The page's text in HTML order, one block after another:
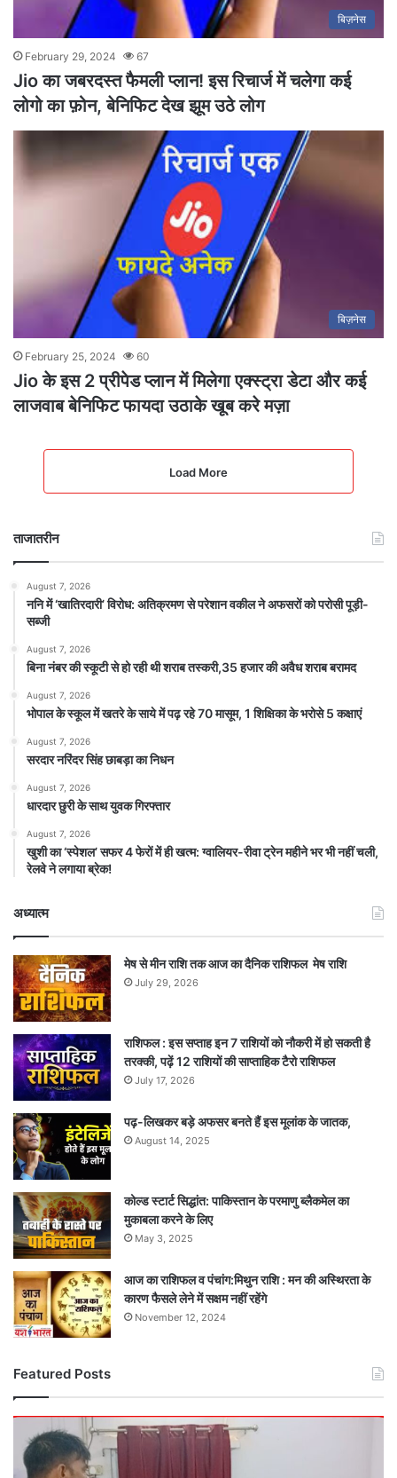
बिज़नेस
February 29, 2024 67
Jio का जबरदस्त फैमली प्लान! इस रिचार्ज में चलेगा कई
लोगो का फ़ोन, बेनिफिट देख झूम उठे लोग
बिज़नेस
February 25, 2024 60
Jio के इस 2 प्रीपेड प्लान में मिलेगा एक्स्ट्रा डेटा और कई
लाजवाब बेनिफिट फायदा उठाके खूब करे मज़ा
Load More
ताजातरीन
August 7, 2026
ननि में ‘खातिरदारी’ विरोध: अतिक्रमण से परेशान वकील ने अफसरों को परोसी पूड़ी-
सब्जी
August 7, 2026
बिना नंबर की स्कूटी से हो रही थी शराब तस्करी,35 हजार की अवैध शराब बरामद
August 7, 2026
भोपाल के स्कूल में खतरे के साये में पढ़ रहे 70 मासूम, 1 शिक्षिका के भरोसे 5 कक्षाएं
August 7, 2026
सरदार नरिंदर सिंह छाबड़ा का निधन
August 7, 2026
धारदार छुरी के साथ युवक गिरफ्तार
August 7, 2026
खुशी का ‘स्पेशल’ सफर 4 फेरों में ही खत्म: ग्वालियर-रीवा ट्रेन महीने भर भी नहीं चली,
रेलवे ने लगाया ब्रेक!
अध्यात्म
मेष से मीन राशि तक आज का दैनिक राशिफल मेष राशि
July 29, 2026
राशिफल : इस सप्ताह इन 7 राशियों को नौकरी में हो सकती है
तरक्की, पढ़ें 12 राशियों की साप्ताहिक टैरो राशिफल
July 17, 2026
पढ़-लिखकर बड़े अफसर बनते हैं इस मूलांक के जातक,
August 14, 2025
कोल्ड स्टार्ट सिद्धांत: पाकिस्तान के परमाणु ब्लैकमेल का
मुकाबला करने के लिए
May 3, 2025
आज का राशिफल व पंचांग:मिथुन राशि : मन की अस्थिरता के
कारण फैसले लेने में सक्षम नहीं रहेंगे
November 12, 2024
Featured Posts
‘खातिरदारी’